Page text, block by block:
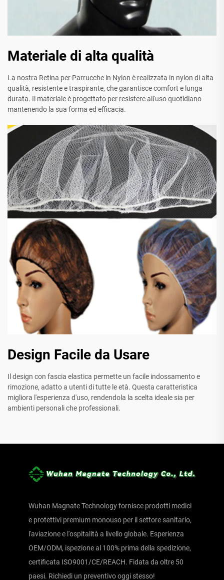
Materiale di alta qualità
La nostra Retina per Parrucche in Nylon è realizzata in nylon di alta
qualità, resistente e traspirante, che garantisce comfort e lunga
durata. Il materiale è progettato per resistere all'uso quotidiano
mantenendo la sua forma ed efficacia.
Design Facile da Usare
Il design con fascia elastica permette un facile indossamento e
rimozione, adatto a utenti di tutte le età. Questa caratteristica
migliora l'esperienza d'uso, rendendola la scelta ideale sia per
ambienti personali che professionali.
Wuhan Magnate Technology fornisce prodotti medici
e protettivi premium monouso per il settore sanitario,
l'aviazione e l'ospitalità a livello globale. Esperienza
OEM/ODM, ispezione al 100% prima della spedizione,
certificata ISO9001/CE/REACH. Fidata da oltre 50
paesi. Richiedi un preventivo oggi stesso!